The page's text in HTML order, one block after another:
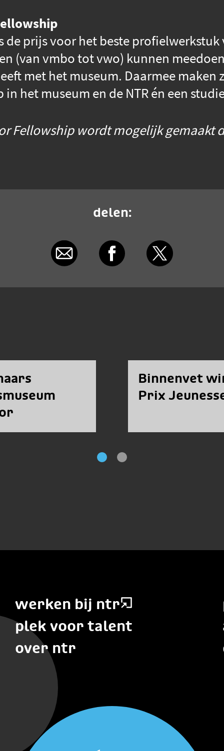
de prijs voor het beste profielwerkstuk
(van vmbo tot vwo) kunnen
met het museum. Daarmee maken
het museum en de NTR én een
Fellowship wordt mogelijk gemaakt
delen:
Binnenvet
Prix
werken bij ntr
plek voor talent
over ntr